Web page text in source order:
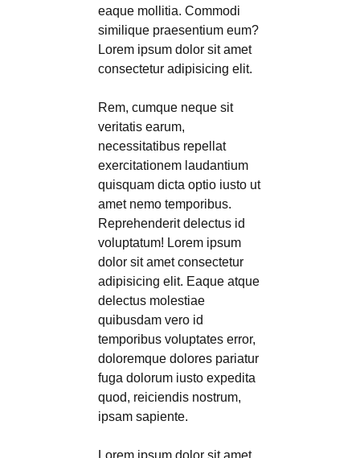
eaque mollitia. Commodi
similique praesentium eum?
Lorem ipsum dolor sit amet
consectetur adipisicing elit.
Rem, cumque neque sit
veritatis earum,
necessitatibus repellat
exercitationem laudantium
quisquam dicta optio iusto ut
amet nemo temporibus.
Reprehenderit delectus id
voluptatum! Lorem ipsum
dolor sit amet consectetur
adipisicing elit. Eaque atque
delectus molestiae
quibusdam vero id
temporibus voluptates error,
doloremque dolores pariatur
fuga dolorum iusto expedita
quod, reiciendis nostrum,
ipsam sapiente.